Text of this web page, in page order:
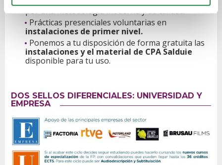
por una metodología moderna y de calidad.
Prácticas presenciales voluntarias en
instalaciones de primer nivel.
Ponemos a tu disposición de forma gratuita las
instalaciones y el material de CPA Salduie
disponible para tu uso.
DOS SELLOS DIFERENCIALES: UNIVERSIDAD Y
EMPRESA